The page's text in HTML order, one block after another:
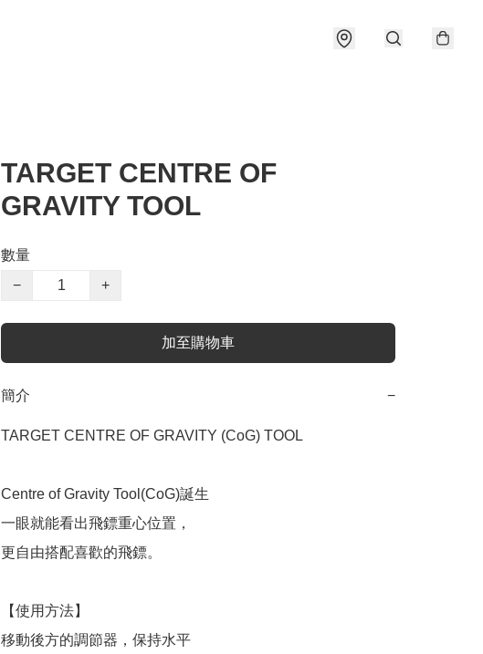
TARGET CENTRE OF
GRAVITY TOOL
數量
−
+
加至購物車
簡介 −
TARGET CENTRE OF GRAVITY (CoG) TOOL
Centre of Gravity Tool(CoG)誕生
一眼就能看出飛鏢重心位置，
更自由搭配喜歡的飛鏢。
【使用方法】
移動後方的調節器，保持水平